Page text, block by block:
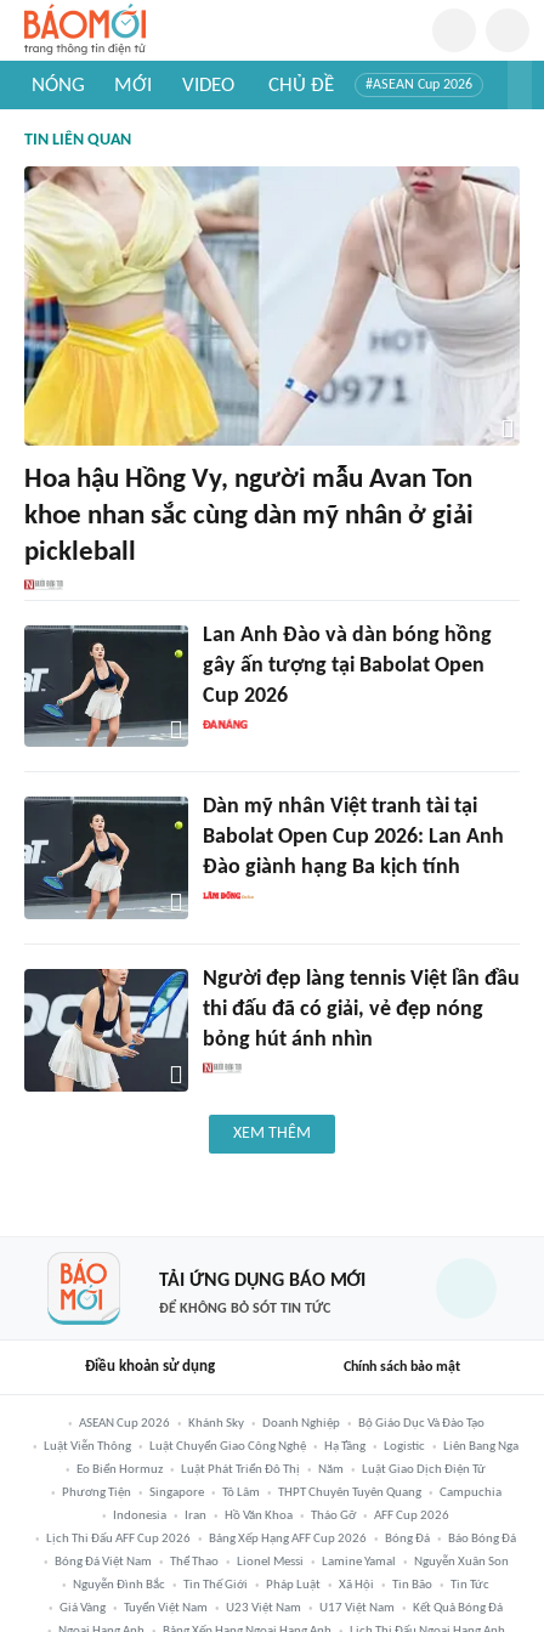
NÓNG MỚI VIDEO CHỦ ĐỀ #ASEAN Cup 2026
#Khám phá thế giới
TIN LIÊN QUAN
Hoa hậu Hồng Vy, người mẫu Avan Ton
khoe nhan sắc cùng dàn mỹ nhân ở giải
pickleball
Lan Anh Đào và dàn bóng hồng
gây ấn tượng tại Babolat Open
Cup 2026
Dàn mỹ nhân Việt tranh tài tại
Babolat Open Cup 2026: Lan Anh
Đào giành hạng Ba kịch tính
Người đẹp làng tennis Việt lần đầu
thi đấu đã có giải, vẻ đẹp nóng
bỏng hút ánh nhìn
XEM THÊM
TẢI ỨNG DỤNG BÁO MỚI
ĐỂ KHÔNG BỎ SÓT TIN TỨC
Điều khoản sử dụng Chính sách bảo mật
ASEAN Cup 2026 Khánh Sky Doanh Nghiệp
Bộ Giáo Dục Và Đào Tạo
Luật Viễn Thông
Luật Chuyển Giao Công Nghệ Hạ Tầng Logistic
Liên Bang Nga
Eo Biển Hormuz
Luật Phát Triển Đô Thị Năm
Luật Giao Dịch Điện Tử
Phương Tiện
Singapore Tô Lâm THPT Chuyên Tuyên Quang
Campuchia
Indonesia
Iran Hồ Văn Khoa Tháo Gỡ
AFF Cup 2026
Lịch Thi Đấu AFF Cup 2026
Bảng Xếp Hạng AFF Cup 2026 Bóng Đá
Báo Bóng Đá
Bóng Đá Việt Nam
Thể Thao Lionel Messi Lamine Yamal
Nguyễn Xuân Son
Nguyễn Đình Bắc
Tin Thế Giới Pháp Luật Xã Hội Tin Bão
Tin Tức
Giá Vàng
Tuyển Việt Nam U23 Việt Nam U17 Việt Nam
Kết Quả Bóng Đá